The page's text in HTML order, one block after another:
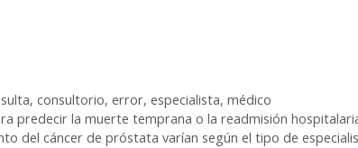
, consultorio, error, especialista, médico
predecir la muerte temprana o la readmisión
del cáncer de próstata varían según el tipo de